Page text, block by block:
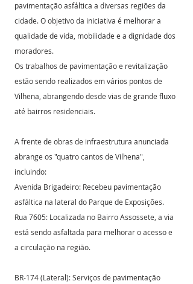
pavimentação asfáltica a diversas regiões da
cidade. O objetivo da iniciativa é melhorar a
qualidade de vida, mobilidade e a dignidade dos
moradores.
Os trabalhos de pavimentação e revitalização
estão sendo realizados em vários pontos de
Vilhena, abrangendo desde vias de grande fluxo
até bairros residenciais.
A frente de obras de infraestrutura anunciada
abrange os "quatro cantos de Vilhena",
incluindo:
Avenida Brigadeiro: Recebeu pavimentação
asfáltica na lateral do Parque de Exposições.
Rua 7605: Localizada no Bairro Assossete, a via
está sendo asfaltada para melhorar o acesso e
a circulação na região.
BR-174 (Lateral): Serviços de pavimentação